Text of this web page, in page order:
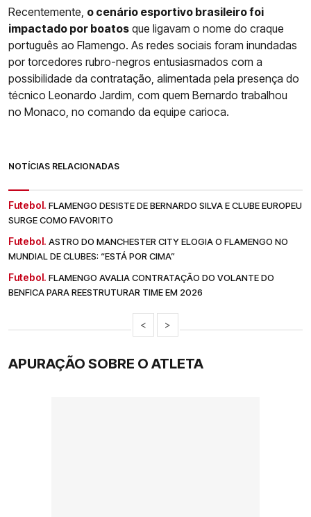
Recentemente, o cenário esportivo brasileiro foi
impactado por boatos que ligavam o nome do craque
português ao Flamengo. As redes sociais foram inundadas
por torcedores rubro-negros entusiasmados com a
possibilidade da contratação, alimentada pela presença do
técnico Leonardo Jardim, com quem Bernardo trabalhou
no Monaco, no comando da equipe carioca.
NOTÍCIAS RELACIONADAS
Futebol. FLAMENGO DESISTE DE BERNARDO SILVA E CLUBE EUROPEU
SURGE COMO FAVORITO
Futebol. ASTRO DO MANCHESTER CITY ELOGIA O FLAMENGO NO
MUNDIAL DE CLUBES: “ESTÁ POR CIMA”
Futebol. FLAMENGO AVALIA CONTRATAÇÃO DO VOLANTE DO
BENFICA PARA REESTRUTURAR TIME EM 2026
< >
APURAÇÃO SOBRE O ATLETA